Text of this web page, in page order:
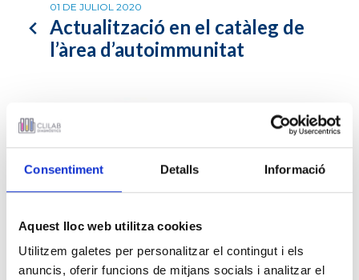
Consentiment Detalls Informació
Aquest lloc web utilitza cookies
Utilitzem galetes per personalitzar el contingut i els
anuncis, oferir funcions de mitjans socials i analitzar el
01 DE JULIOL 2020
Actualització en el catàleg de
l’àrea d’autoimmunitat